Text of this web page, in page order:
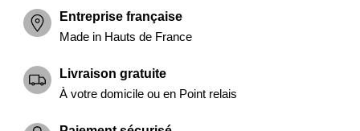
Entreprise française
Made in Hauts de France
Livraison gratuite
À votre domicile ou en Point relais